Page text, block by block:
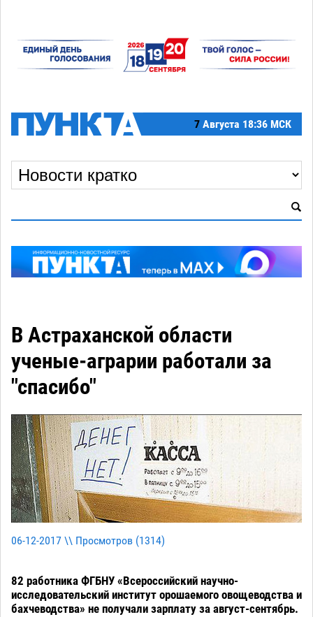
7 Августа 18:36 МСК
В Астраханской области
ученые-аграрии работали за
"спасибо"
06-12-2017 \\ Просмотров (1314)
82 работника ФГБНУ «Всероссийский научно-
исследовательский институт орошаемого овощеводства и
бахчеводства» не получали зарплату за август-сентябрь.